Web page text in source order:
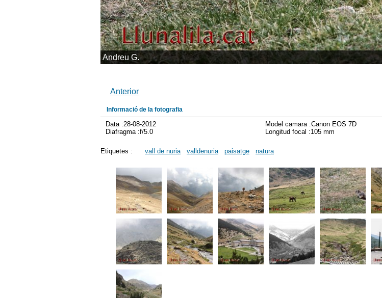
Andreu G.
Anterior
Informació de la fotografia
Data :28-08-2012 Model camara :Canon EOS 7D
Diafragma :f/5.0
Longitud focal :105 mm
Etiquetes : vall de nuria valldenuria paisatge natura